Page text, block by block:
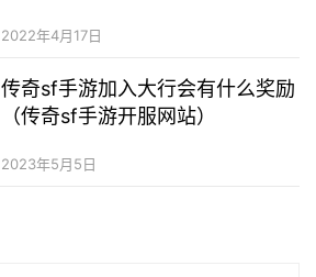
2022年4月17日
传奇sf手游加入大行会有什么奖励
（传奇sf手游开服网站）
2023年5月5日